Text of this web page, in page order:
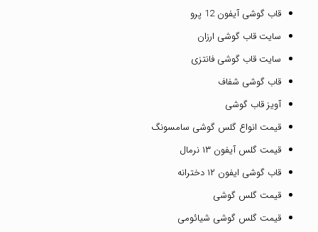
قاب گوشی آیفون 12 پرو
سایت قاب گوشی ارزان
سایت قاب گوشی فانتزی
قاب گوشی شفاف
آویز قاب گوشی
قیمت انواع گلس گوشی سامسونگ
قیمت گلس آیفون ۱۳ نرمال
قاب گوشی ایفون ۱۲ دخترانه
قیمت گلس گوشی
قیمت گلس گوشی شیائومی